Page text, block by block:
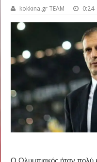
kokkina.gr TEAM 0:24